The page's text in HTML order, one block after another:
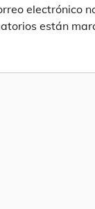
electrónico
están